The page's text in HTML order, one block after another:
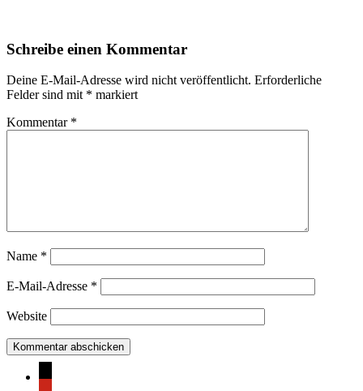
Schreibe einen Kommentar
Deine E-Mail-Adresse wird nicht veröffentlicht. Erforderliche
Felder sind mit * markiert
Kommentar *
Name *
E-Mail-Adresse *
Website